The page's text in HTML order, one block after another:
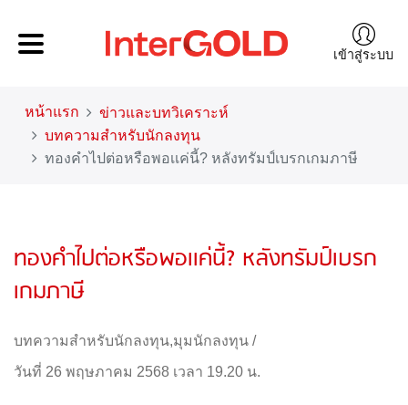
เข้าสู่ระบบ
หน้าแรก
ข่าวและบทวิเคราะห์
บทความสำหรับนักลงทุน
ทองคำไปต่อหรือพอเเค่นี้? หลังทรัมป์เบรกเกมภาษี
ทองคำไปต่อหรือพอเเค่นี้? หลังทรัมป์เบรก
เกมภาษี
บทความสำหรับนักลงทุน,มุมนักลงทุน /
วันที่ 26 พฤษภาคม 2568 เวลา 19.20 น.